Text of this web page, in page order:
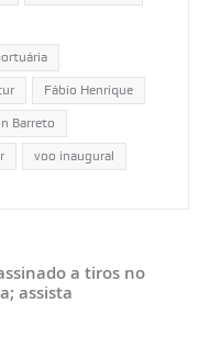
Fábio Henrique
Barreto
voo inaugural
a tiros no
assista